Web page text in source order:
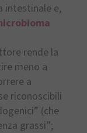
intestinale e,
rende la
meno a
a
riconoscibili
(che
grassi”;